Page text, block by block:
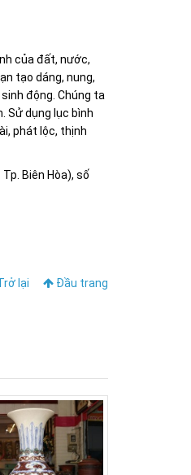
của đất, nước,
tạo dáng, nung,
động. Chúng ta
Sử dụng lục bình
phát lộc, thịnh
Biên Hòa), số
lại Đầu trang